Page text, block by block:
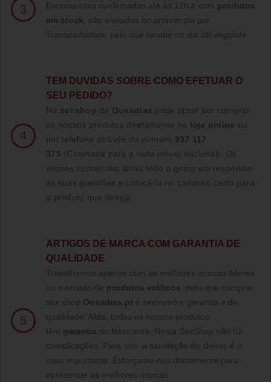
3 Encomendas confirmadas até às 12h e com produtos
em stock , são enviadas no próprio dia por
Transportadora, pelo que recebe no dia útil seguinte.
4
TE M DUVIDAS SOBRE COMO EFETUAR O
SEU PEDIDO?
Na sexshop da Ousadias pode optar por comprar
os nossos produtos diretamente na loja online ou
por telefone através do número 937 117
375 (Chamada para a rede móvel nacional)
. Os
nossos comerciais terão todo o gosto em responder
ás suas questões e colocá-lo no caminho certo para
o produto que deseja.
5
ARTIGOS DE MARCA COM GARANTIA DE
QUALIDADE
Trabalhamos apenas com as melhores marcas líderes
no mercado de produtos eróticos , pelo que comprar
sex shop Ousadias.pt é sinónimo e garantia e de
qualidade. Aliás, todos os nossos produtos
têm garantia do fabricante. Nesta SexShop não há
complicações. Para nós, a satisfação do cliente é o
mais importante. Esforçamo-nos diariamente para
apresentar as melhores marcas